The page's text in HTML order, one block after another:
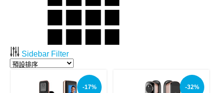
Sidebar Filter
-17% -32%